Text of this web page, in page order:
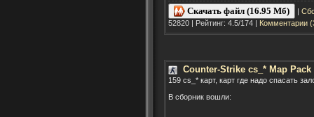
Скачать файл (16.95 Мб) |
52820 | Рейтинг: 4.5/174 | Комментарии
Counter-Strike cs_* Map Pack
159 cs_* карт, карт где надо спасать
В сборник вошли: